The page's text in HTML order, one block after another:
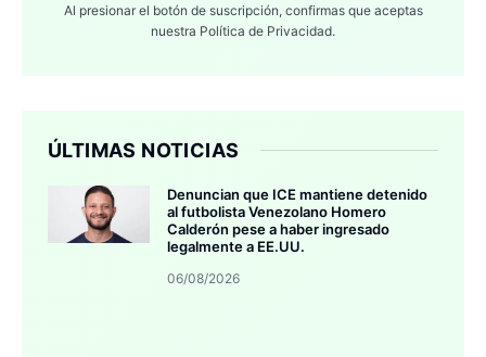
Al presionar el botón de suscripción, confirmas que aceptas
nuestra Política de Privacidad.
ÚLTIMAS NOTICIAS
Denuncian que ICE mantiene detenido
al futbolista Venezolano Homero
Calderón pese a haber ingresado
legalmente a EE.UU.
06/08/2026